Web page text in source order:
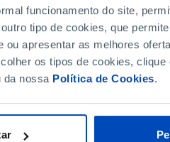
funcionamento do site,
tipo de cookies, que
apresentar as melhores
os tipos de cookies, clique
da nossa Política de Cookies.